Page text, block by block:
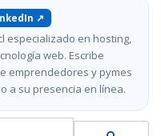
↗
especializado en hosting,
web. Escribe
emprendedores y pymes
a su presencia en línea.